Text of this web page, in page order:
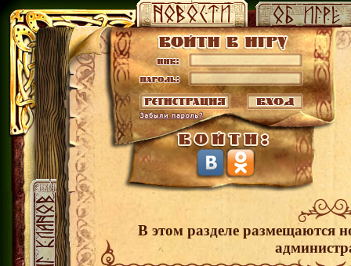
В этом разделе размещаются